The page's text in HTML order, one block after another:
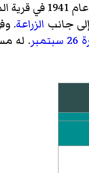
في قرية
جانب الزراعة. وفي 1955
. له